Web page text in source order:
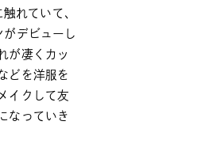
れていて、
デビューし
が凄くカッ
どを洋服を
イクして友
なっていき